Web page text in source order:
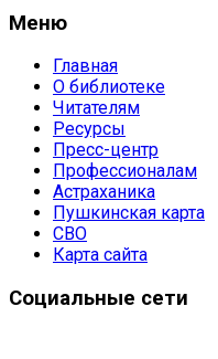
Меню
Главная
О библиотеке
Читателям
Ресурсы
Пресс-центр
Профессионалам
Астраханика
Пушкинская карта
СВО
Карта сайта
Социальные сети